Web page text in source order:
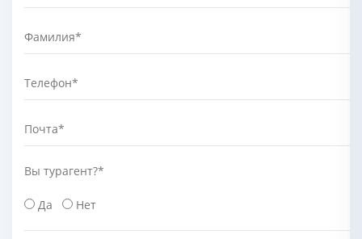
Фамилия*
Телефон*
Почта*
Вы турагент?*
Да Нет